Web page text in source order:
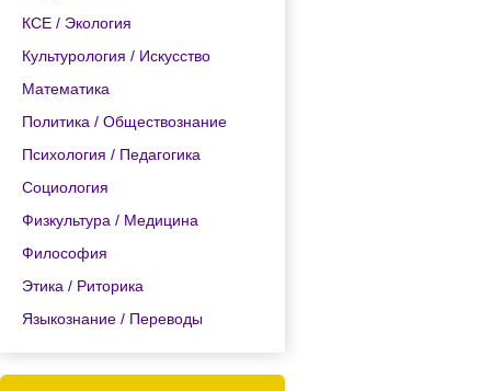
КСЕ / Экология
Культурология / Искусство
Математика
Политика / Обществознание
Психология / Педагогика
Социология
Физкультура / Медицина
Философия
Этика / Риторика
Языкознание / Переводы